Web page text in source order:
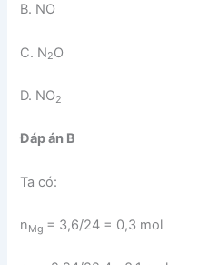
B. NO
C. N2O
D. NO2
Đáp án B
Ta có:
nMg = 3,6/24 = 0,3 mol